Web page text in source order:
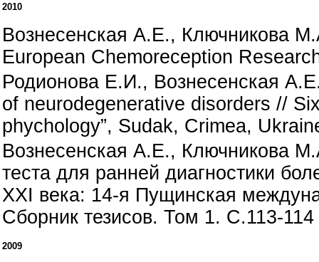
2010
Вознесенская А.Е., Ключникова
European Chemoreception
Родионова Е.И., Вознесенская
of neurodegenerative disorders //
phychology”, Sudak, Crimea,
Вознесенская А.Е., Ключникова
теста для ранней диагностики
ХХI века: 14-я Пущинская
Сборник тезисов. Том 1. C.113-114
2009